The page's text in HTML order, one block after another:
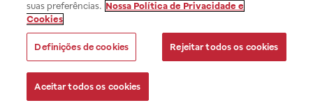
suas preferências. Nossa Política de Privacidade e
Cookies
Definições de cookies Rejeitar todos os cookies
Aceitar todos os cookies